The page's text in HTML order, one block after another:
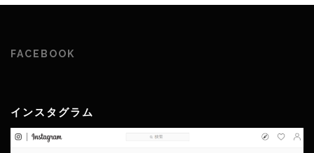
FACEBOOK
インスタグラム